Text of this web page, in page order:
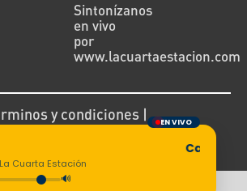
EN VIVO
La Cuarta Estación
🔊
Sintonízanos
en vivo
por
www.lacuartaestacion.com
y condiciones |
devoluciones y reembolsos